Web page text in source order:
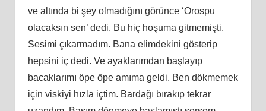
ve altında bi şey olmadığını görünce ‘Orospu
olacaksın sen’ dedi. Bu hiç hoşuma gitmemişti.
Sesimi çıkarmadım. Bana elimdekini gösterip
hepsini iç dedi. Ve ayaklarımdan başlayıp
bacaklarımı öpe öpe amıma geldi. Ben dökmemek
için viskiyi hızla içtim. Bardağı bırakıp tekrar